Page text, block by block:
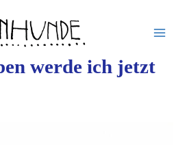
werde ich jetzt